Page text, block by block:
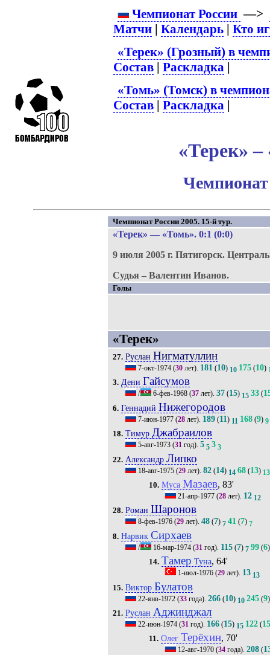
Чемпионат России —>
Матчи |Календарь |Кто
«Терек» (Грозный) в
Состав |Раскладка |
«Томь» (Томск) в
Состав |Раскладка |
«Терек»
Чемпионат
Чемпионат России 2005. 15-й тур.
«Терек» — «Томь». 0:1 (0:0)
9 июля 2005 г. Пятигорск.
Судья – Валентин Иванов.
Голы
«Терек»
27. Руслан Нигматуллин
7-окт-1974(30лет). 181(10) 10 175(10)
3. Дени Гайсумов
/ 6-фев-1968(37лет). 37(15) 15 33(
6. Геннадий Нижегородов
7-июн-1977(28лет). 189(11) 11 168(9) 9
18. Тимур Джабраилов
5-авг-1973(31год). 5 5 3 3
22. Александр Липко
18-авг-1975(29лет). 82(14) 14 68(13) 13
10. Муса Мазаев, 83'
21-апр-1977 (28 лет). 12 12
28. Роман Шаронов
8-фев-1976(29лет). 48(7) 7 41(7) 7
8. Нарвик Сирхаев
/ 16-мар-1974(31 год). 115(7) 7 99(6)
14. Тамер Туна, 64'
1-июл-1976 (29 лет). 13 13
15. Виктор Булатов
22-янв-1972(33года). 266(10) 10 245(9)
21. Руслан Аджинджал
22-июн-1974(31год). 166(15) 15 122(15
11. Олег Терёхин, 70'
12-авг-1970 (34 года).208 (